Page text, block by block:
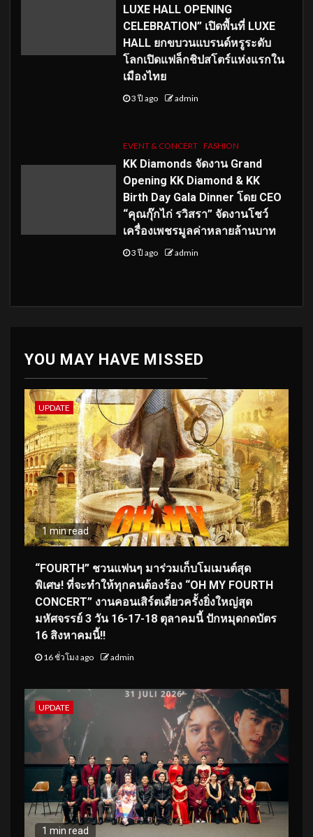
LUXE HALL OPENING
CELEBRATION” เปิดพื้นที่ LUXE
HALL ยกขบวนแบรนด์หรูระดับ
โลกเปิดแฟล็กชิปสโตร์แห่งแรกใน
เมืองไทย
3 ปี ago admin
EVENT & CONCERT FASHION
KK Diamonds จัดงาน Grand
Opening KK Diamond & KK
Birth Day Gala Dinner โดย CEO
“คุณกุ๊กไก่ รวิสรา” จัดงานโชว์
เครื่องเพชรมูลค่าหลายล้านบาท
3 ปี ago admin
YOU MAY HAVE MISSED
UPDATE
1 min read
“FOURTH” ชวนแฟนๆ มาร่วมเก็บโมเมนต์สุด
พิเศษ! ที่จะทำให้ทุกคนต้องร้อง “OH MY FOURTH
CONCERT” งานคอนเสิร์ตเดี่ยวครั้งยิ่งใหญ่สุด
มหัศจรรย์ 3 วัน 16-17-18 ตุลาคมนี้ ปักหมุดกดบัตร
16 สิงหาคมนี้!!
16 ชั่วโมง ago admin
UPDATE
1 min read